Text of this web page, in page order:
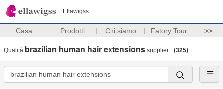
Ellawigss
Casa Prodotti Chi siamo Fatory Tour >>
Qualità brazilian human hair extensions supplier. (325)